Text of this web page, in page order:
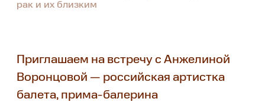
рак и их близким
Приглашаем на встречу с Анжелиной
Воронцовой — российская артистка
балета, прима-балерина